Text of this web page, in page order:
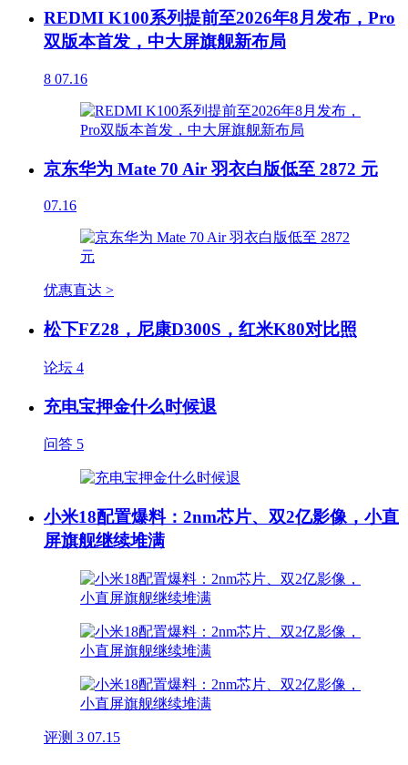
REDMI K100系列提前至2026年8月发布，Pro
双版本首发，中大屏旗舰新布局
8 07.16
京东华为 Mate 70 Air 羽衣白版低至 2872 元
07.16
优惠直达 >
松下FZ28，尼康D300S，红米K80对比照
论坛 4
充电宝押金什么时候退
问答 5
小米18配置爆料：2nm芯片、双2亿影像，小直
屏旗舰继续堆满
评测 3 07.15